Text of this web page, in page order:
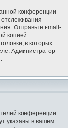
конференции
Отправьте email-
копией
в которых
Администратор
конференции.
указаны в вашем